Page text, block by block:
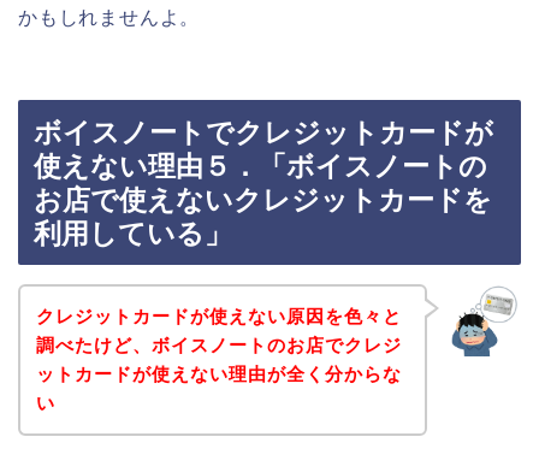
かもしれませんよ。
ボイスノートでクレジットカードが
使えない理由５．「ボイスノートの
お店で使えないクレジットカードを
利用している」
クレジットカードが使えない原因を色々と
調べたけど、ボイスノートのお店でクレジ
ットカードが使えない理由が全く分からな
い